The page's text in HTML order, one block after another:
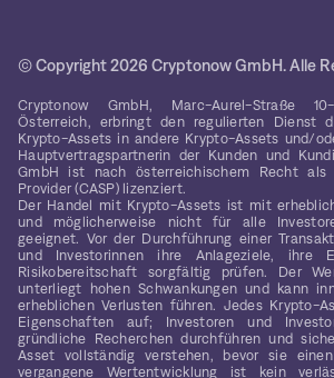
© Copyright 2026 Cryptonow GmbH. Alle
Cryptonow GmbH, Marc-Aurel-Straße
Österreich, erbringt den regulierten Dienst
Krypto-Assets in andere Krypto-Assets und/
Hauptvertragspartnerin der Kunden und
GmbH ist nach österreichischem Recht als
Provider (CASP) lizenziert.
Der Handel mit Krypto-Assets ist mit
und möglicherweise nicht für alle
geeignet. Vor der Durchführung einer
und Investorinnen ihre Anlageziele, ihre
Risikobereitschaft sorgfältig prüfen. Der
unterliegt hohen Schwankungen und kann
erheblichen Verlusten führen. Jedes Krypto-
Eigenschaften auf; Investoren und
gründliche Recherchen durchführen und
Asset vollständig verstehen, bevor sie
vergangene Wertentwicklung ist kein